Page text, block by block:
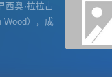
西奥·拉拉击
Wood），成